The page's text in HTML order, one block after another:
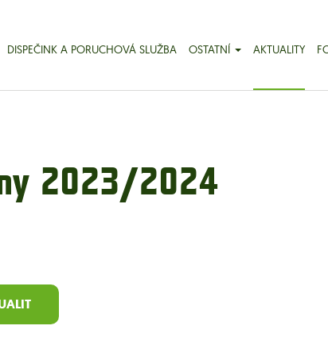
DISPEČINK A PORUCHOVÁ SLUŽBA OSTATNÍ AKTUALITY
2023/2024